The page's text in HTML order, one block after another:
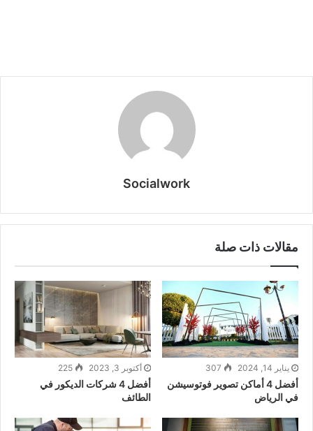
Socialwork
مقالات ذات صلة
يناير 14, 2024 307
أفضل 4 أماكن تصوير فوتوسيشن
في الرياض
أكتوبر 3, 2023 225
أفضل 4 شركات الديكور في
الطائف